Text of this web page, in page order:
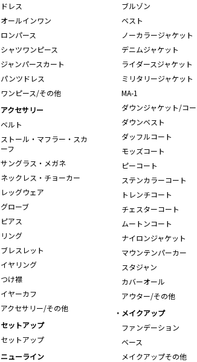
ドレス
オールインワン
ロンパース
シャツワンピース
ジャンパースカート
パンツドレス
ワンピース/その他
ブルゾン
ベスト
ノーカラージャケット
デニムジャケット
ライダースジャケット
ミリタリージャケット
MA-1
ダウンジャケット/コー
ダウンベスト
ダッフルコート
モッズコート
ピーコート
ステンカラーコート
トレンチコート
チェスターコート
ムートンコート
ナイロンジャケット
マウンテンパーカー
スタジャン
カバーオール
アウター/その他
アクセサリー
ベルト
ストール・マフラー・スカ
ーフ
サングラス・メガネ
ネックレス・チョーカー
レッグウェア
グローブ
ピアス
リング
ブレスレット
イヤリング
つけ襟
イヤーカフ
アクセサリー/その他
メイクアップ
ファンデーション
ベース
メイクアップその他
セットアップ
セットアップ
ニューライン